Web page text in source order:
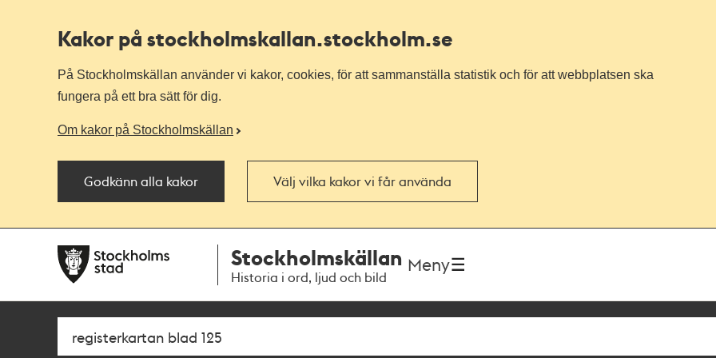
Kakor på stockholmskallan.stockholm.se
På Stockholmskällan använder vi kakor, cookies, för att sammanställa statistik och för att webbplatsen ska
fungera på ett bra sätt för dig.
Om kakor på Stockholmskällan
Godkänn alla kakor Välj vilka kakor vi får använda
navigationen
huvudinnehållet
Stockholmskällan
Historia i ord, ljud och bild
Meny
Sök